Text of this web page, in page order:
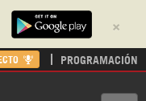
×
PROGRAMACIÓN